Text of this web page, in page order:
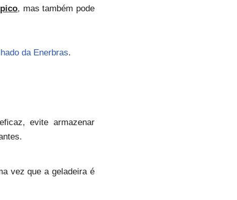
, mas também pode
da Enerbras.
evite armazenar
vez que a geladeira é